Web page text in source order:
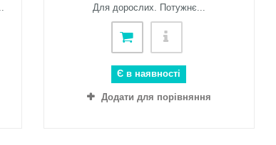
Для дорослих. Потужнє...
Є в наявності
Додати для порівняння